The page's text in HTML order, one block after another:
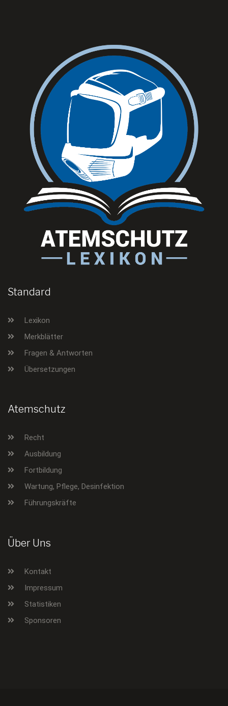
Standard
Lexikon
Merkblätter
Fragen & Antworten
Übersetzungen
Atemschutz
Recht
Ausbildung
Fortbildung
Wartung, Pflege, Desinfektion
Führungskräfte
Über Uns
Kontakt
Impressum
Statistiken
Sponsoren